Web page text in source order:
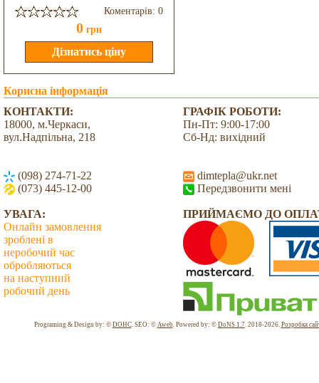
Коментарів: 0
0 грн
Корисна інформація
КОНТАКТИ:
18000, м.Черкаси,
вул.Надпільна, 218
(098) 274-71-22
(073) 445-12-00
ГРАФІК РОБОТИ:
Пн-Пт: 9:00-17:00
Сб-Нд: вихідний
dimtepla@ukr.net
Передзвонити мені
УВАГА:
Онлайн замовлення
зроблені в
неробочий час
обробляються
на наступний
робочий день
ПРИЙМАЄМО ДО
Programing & Design by: © DOHC. SEO: © Aweb. Powered by: © DoNS 1.7. 2018-2026. Розробка